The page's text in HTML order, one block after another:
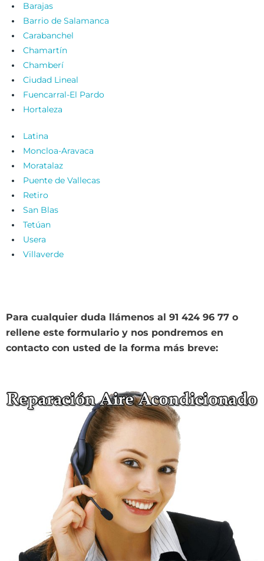
Barajas
Barrio de Salamanca
Carabanchel
Chamartín
Chamberí
Ciudad Lineal
Fuencarral-El Pardo
Hortaleza
Latina
Moncloa-Aravaca
Moratalaz
Puente de Vallecas
Retiro
San Blas
Tetúan
Usera
Villaverde
Para cualquier duda llámenos al 91 424 96 77 o
rellene este formulario y nos pondremos en
contacto con usted de la forma más breve: